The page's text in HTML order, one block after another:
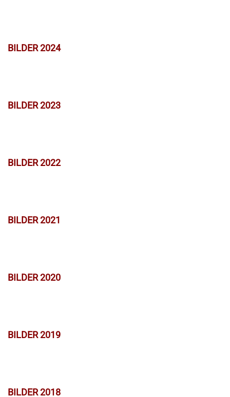
BILDER 2024
BILDER 2023
BILDER 2022
BILDER 2021
BILDER 2020
BILDER 2019
BILDER 2018